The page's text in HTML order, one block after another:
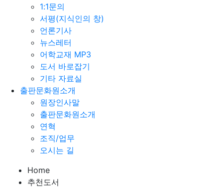
1:1문의
서평(지식인의 창)
언론기사
뉴스레터
어학교재 MP3
도서 바로잡기
기타 자료실
출판문화원소개
원장인사말
출판문화원소개
연혁
조직/업무
오시는 길
Home
추천도서